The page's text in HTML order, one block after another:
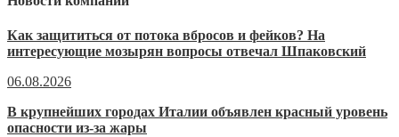
Как защититься от потока вбросов и фейков? На
интересующие мозырян вопросы отвечал Шпаковский
06.08.2026
В крупнейших городах Италии объявлен красный уровень
опасности из-за жары